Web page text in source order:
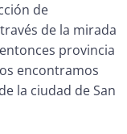
de
de la mirada
provincia
encontramos
la ciudad de San